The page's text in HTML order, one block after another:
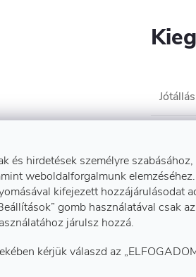
és hirdetések személyre
weboldalforgalmunk
kifejezett hozzájárulásodat
gomb használatával csak
járulsz hozzá.
kérjük válaszd az
Jótállás
Típus: